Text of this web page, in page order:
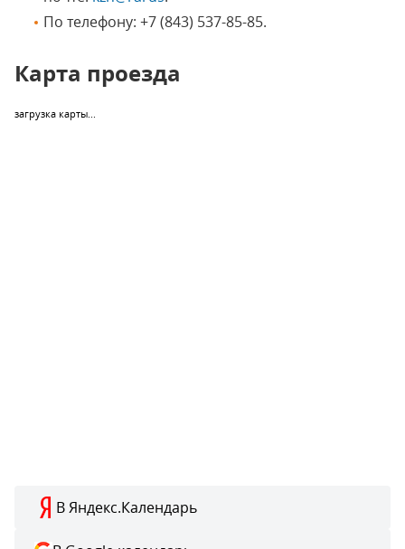
По телефону: +7 (843) 537-85-85.
Карта проезда
загрузка карты...
В Яндекс.Календарь